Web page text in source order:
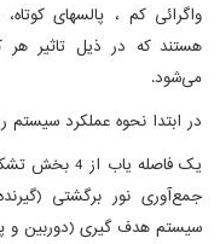
واگرائی کم ، پالسهای
هستند که در ذیل تاثیر هر
می‌شود.
در ابتدا نحوه عملکرد
یک فاصله
جمع‌آوری نور برگشتی
سیستم هدف گیری (دوربین و